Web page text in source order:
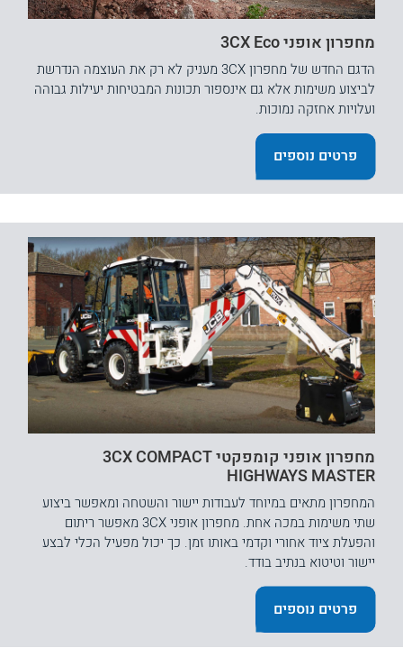
מחפרון אופני 3CX Eco
הדגם החדש של מחפרון 3CX מעניק לא רק את העוצמה הנדרשת
לביצוע משימות אלא גם אינספור תכונות המבטיחות יעילות גבוהה
ועלויות אחזקה נמוכות.
פרטים נוספים
מחפרון אופני קומפקטי 3CX COMPACT
HIGHWAYS MASTER
המחפרון מתאים במיוחד לעבודות יישור והשטחה ומאפשר ביצוע
שתי משימות במכה אחת. מחפרון אופני 3CX מאפשר ריתום
והפעלת ציוד אחורי וקדמי באותו זמן. כך יכול מפעיל הכלי לבצע
יישור וטיטוא בנתיב בודד.
פרטים נוספים